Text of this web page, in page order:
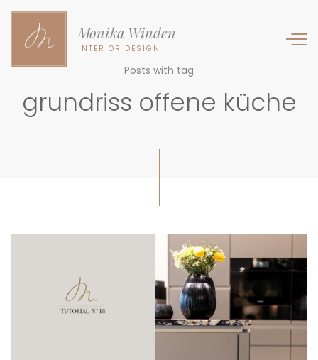
Monika Winden
INTERIOR DESIGN
Posts with tag
grundriss offene küche